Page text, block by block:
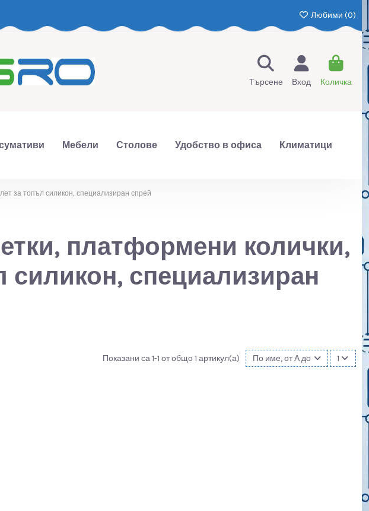
Любими (0)
Търсене Вход Количка
Мебели Столове Удобство в офиса Климатици
за топъл силикон, специализиран спрей
платформени колички,
силикон, специализиран
Показани са 1-1 от общо 1 артикул(а) По име, от А до Я 1